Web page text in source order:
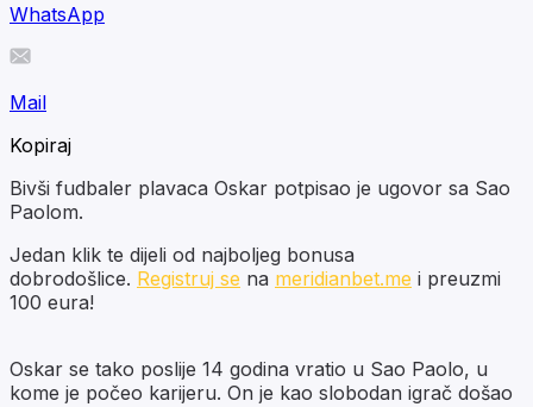
WhatsApp
Mail
Kopiraj
Bivši fudbaler plavaca Oskar potpisao je ugovor sa Sao
Paolom.
Jedan klik te dijeli od najboljeg bonusa
dobrodošlice. Registruj se na meridianbet.me i preuzmi
100 eura!
Oskar se tako poslije 14 godina vratio u Sao Paolo, u
kome je počeo karijeru. On je kao slobodan igrač došao